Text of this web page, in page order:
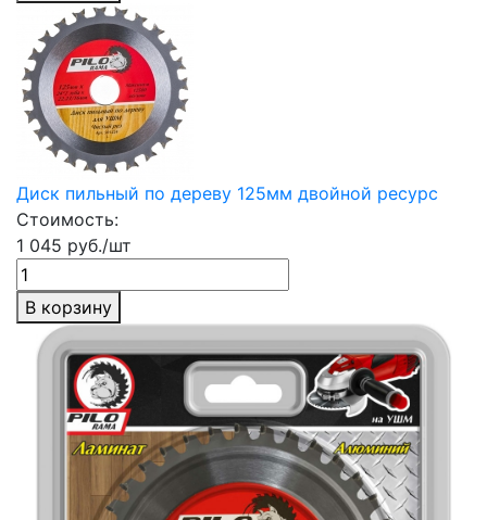
Диск пильный по дереву 125мм двойной ресурс
Стоимость:
1 045 руб./шт
В корзину